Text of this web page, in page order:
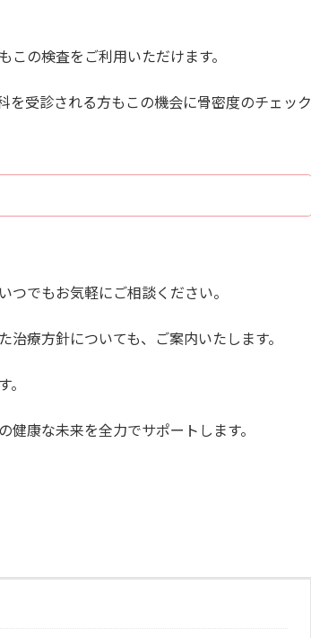
の検査をご利用いただけます。
を受診される方もこの機会に骨密度のチェック
つでもお気軽にご相談ください。
療方針についても、ご案内いたします。
。
康な未来を全力でサポートします。